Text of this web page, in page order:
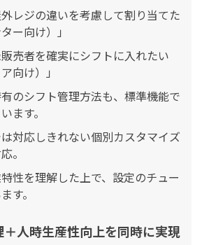
外レジの違いを考慮して割り当てた
ー向け）」
販売者を確実にシフトに入れたい
向け）」
のシフト管理方法も、標準機能で
ます。
対応しきれない個別カスタマイズ
。
性を理解した上で、設定のチュー
す。
人時生産性向上を同時に実現